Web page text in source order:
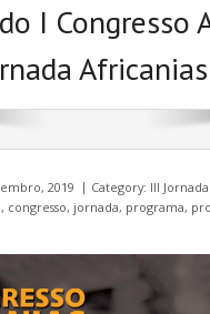
I Congresso
Africanias
2019 Category: III
, congresso, jornada, programa,